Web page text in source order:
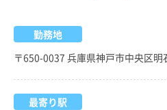
勤務地
〒650-0037 兵庫県神戸市中央区明
最寄り駅